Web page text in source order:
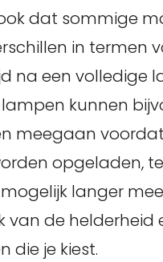
dat sommige
in termen
na een volledige
kunnen
meegaan
opgeladen,
langer
van de helderheid
die je kiest.